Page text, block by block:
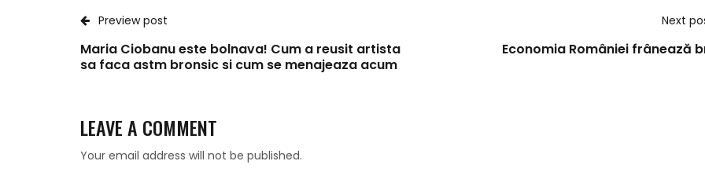
Preview post
Maria Ciobanu este bolnava! Cum a reusit artista
sa faca astm bronsic si cum se menajeaza acum
Next
Economia României frânează
LEAVE A COMMENT
Your email address will not be published.